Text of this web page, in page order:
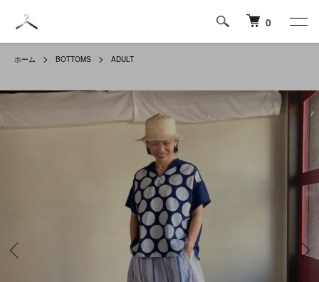
0
ホーム BOTTOMS ADULT